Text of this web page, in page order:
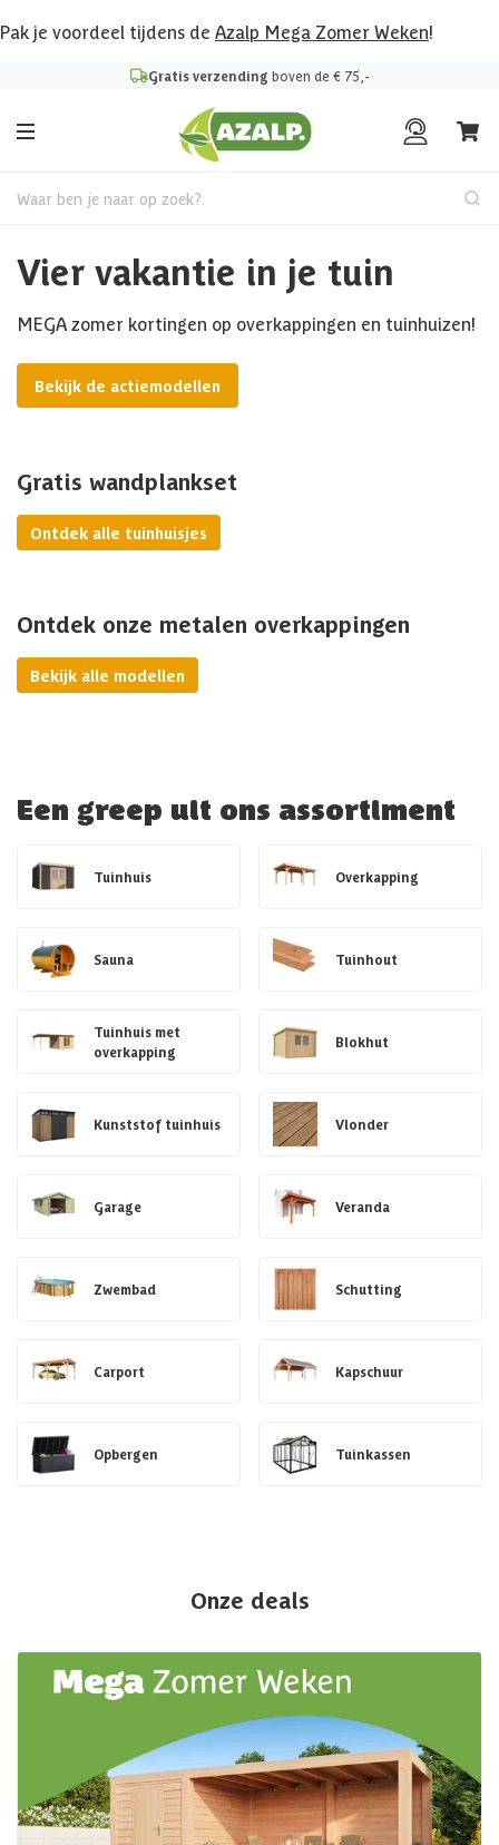
Pak je voordeel tijdens de Azalp Mega Zomer Weken!
Gratis verzending boven de € 75,-
Waar ben je naar op zoek?
Vier vakantie in je tuin
MEGA zomer kortingen op overkappingen en tuinhuizen!
Bekijk de actiemodellen
Gratis wandplankset
Ontdek alle tuinhuisjes
Ontdek onze metalen overkappingen
Bekijk alle modellen
Een greep uit ons assortiment
Tuinhuis Overkapping
Sauna Tuinhout
Tuinhuis met
overkapping
Blokhut
Kunststof tuinhuis Vlonder
Garage Veranda
Zwembad Schutting
Carport Kapschuur
Opbergen Tuinkassen
Onze deals